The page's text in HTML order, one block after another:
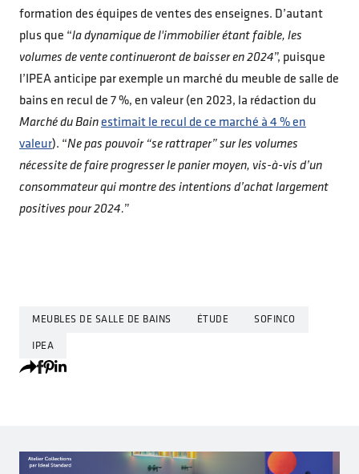
formation des équipes de ventes des enseignes. D’autant
plus que “la dynamique de l'immobilier étant faible, les
volumes de vente continueront de baisser en 2024”, puisque
l’IPEA anticipe par exemple un marché du meuble de salle de
bains en recul de 7 %, en valeur (en 2023, la rédaction du
Marché du Bainestimait le recul de ce marché à 4 % en
valeur). “Ne pas pouvoir “se rattraper” sur les volumes
nécessite de faire progresser le panier moyen, vis-à-vis d’un
consommateur qui montre des intentions d’achat largement
positives pour 2024.”
MEUBLES DE SALLE DE BAINS ÉTUDE SOFINCO
IPEA